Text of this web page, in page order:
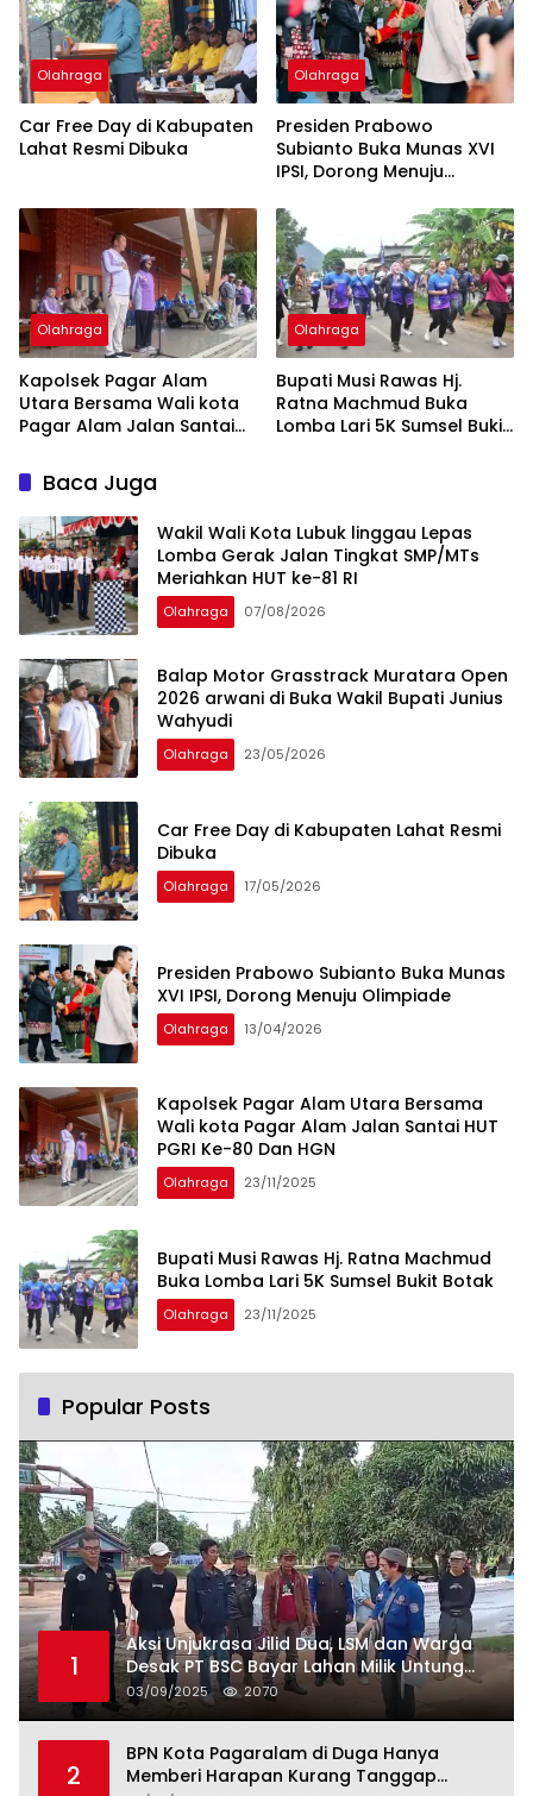
Olahraga
Car Free Day di Kabupaten
Lahat Resmi Dibuka
Olahraga
Presiden Prabowo
Subianto Buka Munas XVI
IPSI, Dorong Menuju
Olahraga
Kapolsek Pagar Alam
Utara Bersama Wali kota
Pagar Alam Jalan Santai
Olahraga
Bupati Musi Rawas Hj.
Ratna Machmud Buka
Lomba Lari 5K Sumsel Bukit
Baca Juga
Wakil Wali Kota Lubuk linggau Lepas
Lomba Gerak Jalan Tingkat SMP/MTs
Meriahkan HUT ke-81 RI
Olahraga 07/08/2026
Balap Motor Grasstrack Muratara Open
2026 arwani di Buka Wakil Bupati Junius
Wahyudi
Olahraga 23/05/2026
Car Free Day di Kabupaten Lahat Resmi
Dibuka
Olahraga 17/05/2026
Presiden Prabowo Subianto Buka Munas
XVI IPSI, Dorong Menuju Olimpiade
Olahraga 13/04/2026
Kapolsek Pagar Alam Utara Bersama
Wali kota Pagar Alam Jalan Santai HUT
PGRI Ke-80 Dan HGN
Olahraga 23/11/2025
Bupati Musi Rawas Hj. Ratna Machmud
Buka Lomba Lari 5K Sumsel Bukit Botak
Olahraga 23/11/2025
Popular Posts
1
Aksi Unjukrasa Jilid Dua, LSM dan Warga
Desak PT BSC Bayar Lahan Milik Untung
Suropati
03/09/2025 2070
2
BPN Kota Pagaralam di Duga Hanya
Memberi Harapan Kurang Tanggap